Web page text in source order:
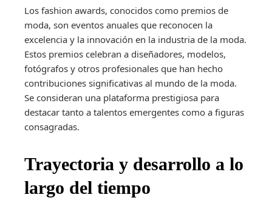
Los fashion awards, conocidos como premios de
moda, son eventos anuales que reconocen la
excelencia y la innovación en la industria de la moda.
Estos premios celebran a diseñadores, modelos,
fotógrafos y otros profesionales que han hecho
contribuciones significativas al mundo de la moda.
Se consideran una plataforma prestigiosa para
destacar tanto a talentos emergentes como a figuras
consagradas.
Trayectoria y desarrollo a lo
largo del tiempo